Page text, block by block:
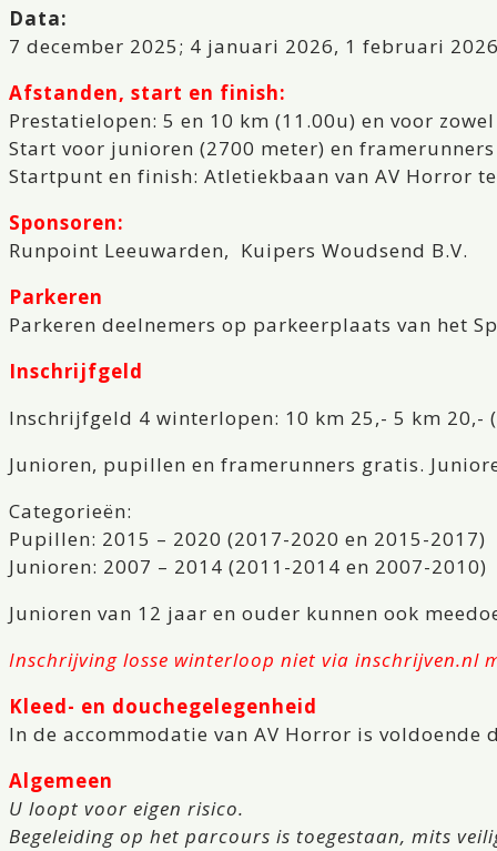
Data:
7 december 2025; 4 januari 2026, 1 februari
Afstanden, start en finish:
Prestatielopen: 5 en 10 km (11.00u) en voor
Start voor junioren (2700 meter) en
Startpunt en finish: Atletiekbaan van AV Horror
Sponsoren:
Runpoint Leeuwarden, Kuipers Woudsend B.V.
Parkeren
Parkeren deelnemers op parkeerplaats van het
Inschrijfgeld
Inschrijfgeld 4 winterlopen: 10 km 25,- 5 km 20,-
Junioren, pupillen en framerunners gratis.
Categorieën:
Pupillen: 2015 – 2020 (2017-2020 en 2015-2017)
Junioren: 2007 – 2014 (2011-2014 en 2007-2010)
Junioren van 12 jaar en ouder kunnen ook
Inschrijving losse winterloop niet via inschrijven.nl
Kleed- en douchegelegenheid
In de accommodatie van AV Horror is voldoende
Algemeen
U loopt voor eigen risico.
Begeleiding op het parcours is toegestaan, mits